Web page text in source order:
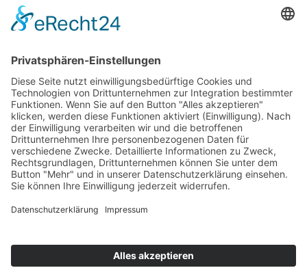
Login
Mitarbeiter erhebt
Unterlassungsklage gegen Audi
Der Audi-Konzern hat eine Richtlinie eingeführt, welche die
Nutzung von gendersensibler Sprache vorschreibt. Ein Mitarbeiter
von Volkswagen erhebt nun Unterlassungsklage gegen Audi, da er
durch die enge Zusammenarbeit mit Audi von dieser Richtlinie
ebenfalls betroffen ist. „Man darf die Sprache nicht konkret
vorgeben“, äußert sich Rechtsanwalt Burkhard Benecken, welcher
den Mitarbeiter vertritt.
Impressum